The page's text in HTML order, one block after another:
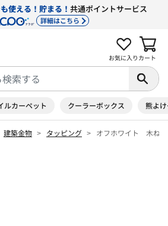
使える！貯まる！ 共通ポイントサービス
詳細はこちら
お気に入り カート
ルカーペット クーラーボックス 熊よ
建築金物 タッピング オフホワイト 木ね